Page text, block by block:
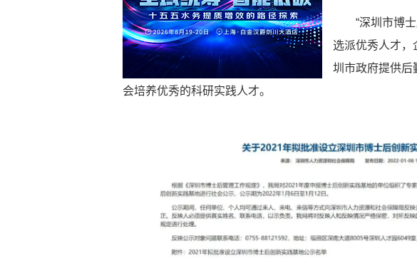
“深圳市博
选派优秀人才，
圳市政府提供后
会培养优秀的科研实践人才。